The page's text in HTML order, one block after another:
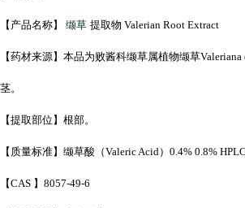
【产品名称】 缬草 提取物 Valerian Root Extract
【药材来源】本品为败酱科缬草属植物缬草
茎。
【提取部位】根部。
【质量标准】缬草酸（Valeric Acid）0.4% 0.8% HPLC
【CAS 】8057-49-6